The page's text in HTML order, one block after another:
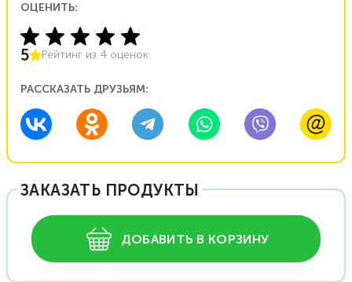
ОЦЕНИТЬ:
5 Рейтинг из 4 оценок
РАССКАЗАТЬ ДРУЗЬЯМ:
ЗАКАЗАТЬ ПРОДУКТЫ
ДОБАВИТЬ В КОРЗИНУ